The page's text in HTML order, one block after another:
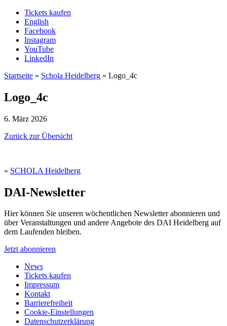
Tickets kaufen
English
Facebook
Instagram
YouTube
LinkedIn
Startseite » Schola Heidelberg » Logo_4c
Logo_4c
6. März 2026
Zurück zur Übersicht
« SCHOLA Heidelberg
DAI-Newsletter
Hier können Sie unseren wöchentlichen Newsletter abonnieren und
über Veranstaltungen und andere Angebote des DAI Heidelberg auf
dem Laufenden bleiben.
Jetzt abonnieren
News
Tickets kaufen
Impressum
Kontakt
Barrierefreiheit
Cookie-Einstellungen
Datenschutzerklärung